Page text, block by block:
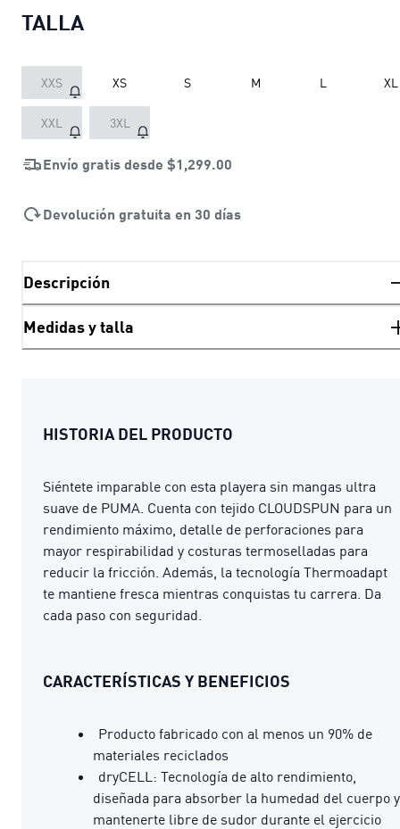
TALLA
XXS XS S M L XL
XXL 3XL
Envío gratis desde $1,299.00
Devolución gratuita en 30 días
Descripción
Medidas y talla
HISTORIA DEL PRODUCTO
Siéntete imparable con esta playera sin mangas ultra
suave de PUMA. Cuenta con tejido CLOUDSPUN para un
rendimiento máximo, detalle de perforaciones para
mayor respirabilidad y costuras termoselladas para
reducir la fricción. Además, la tecnología Thermoadapt
te mantiene fresca mientras conquistas tu carrera. Da
cada paso con seguridad.
CARACTERÍSTICAS Y BENEFICIOS
Producto fabricado con al menos un 90% de
materiales reciclados
dryCELL: Tecnología de alto rendimiento,
diseñada para absorber la humedad del cuerpo y
mantenerte libre de sudor durante el ejercicio